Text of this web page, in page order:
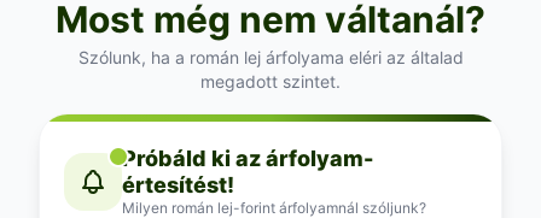
Most még nem váltanál?
Szólunk, ha a román lej árfolyama eléri az általad
megadott szintet.
Próbáld ki az árfolyam-
értesítést!
Milyen román lej-forint árfolyamnál szóljunk?